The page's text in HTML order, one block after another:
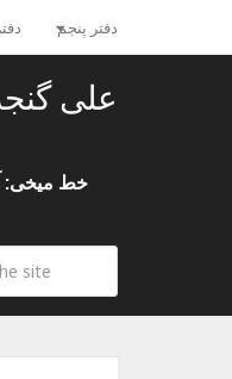
دفتر پنجم
علی
خط میخی: